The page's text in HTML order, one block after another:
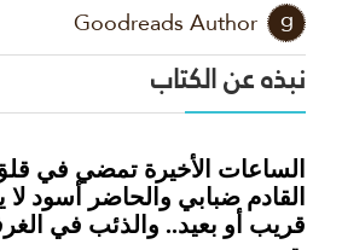
Goodreads Author
نبذه عن الكتاب
الساعات الأخيرة تمضي في
القادم ضبابي والحاضر أسود
قريب أو بعيد.. والذئب في